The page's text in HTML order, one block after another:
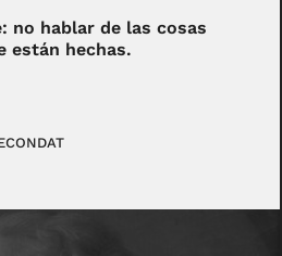
no hablar de las cosas
están hechas.